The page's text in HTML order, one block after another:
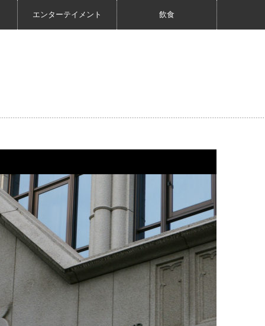
エンターテイメント 飲食